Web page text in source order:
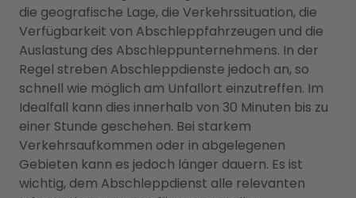
die geografische Lage, die Verkehrssituation, die
Verfügbarkeit von Abschleppfahrzeugen und die
Auslastung des Abschleppunternehmens. In der
Regel streben Abschleppdienste jedoch an, so
schnell wie möglich am Unfallort einzutreffen. Im
Idealfall kann dies innerhalb von 30 Minuten bis zu
einer Stunde geschehen. Bei starkem
Verkehrsaufkommen oder in abgelegenen
Gebieten kann es jedoch länger dauern. Es ist
wichtig, dem Abschleppdienst alle relevanten